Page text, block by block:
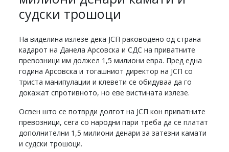
судски трошоци
На виделина излезе дека ЈСП раководено од страна
кадарот на Данела Арсовска и СДС на приватните
превозници им должел 1,5 милиони евра. Пред една
година Арсовска и тогашниот директор на ЈСП со
триста манипулации и клевети се обидуваа да го
докажат спротивното, но еве вистината излезе.
Освен што се потврди долгот на ЈСП кон приватните
превозници, сега со народни пари треба да се платат
дополнителни 1,5 милиони денари за затезни камати
и судски трошоци.